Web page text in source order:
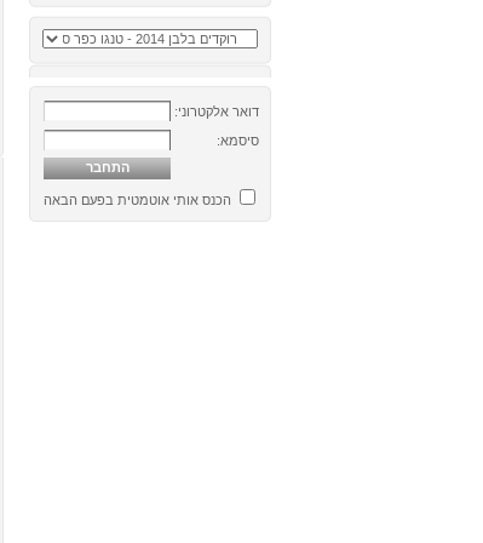
דואר אלקטרוני:
סיסמא:
הכנס אותי אוטמטית בפעם הבאה